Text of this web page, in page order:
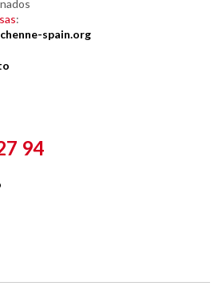
:
spain.org
94